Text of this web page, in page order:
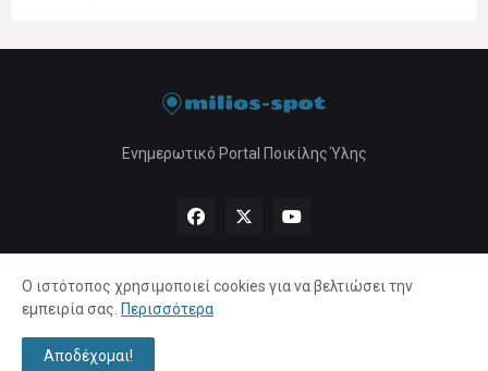
Ενημερωτικό Portal Ποικίλης Ύλης
Αρχική About Us Πολιτική Απορρήτου
Ο ιστότοπος χρησιμοποιεί cookies για να βελτιώσει την
εμπειρία σας. Περισσότερα
Αποδέχομαι!